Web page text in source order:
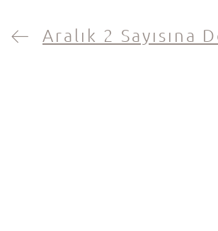
Aralık 2 Sayısına